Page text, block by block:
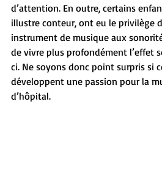
d’attention. En outre, certains
illustre conteur, ont eu le privilège
instrument de musique aux
de vivre plus profondément l’effet
ci. Ne soyons donc point surpris si
développent une passion pour la
d’hôpital.